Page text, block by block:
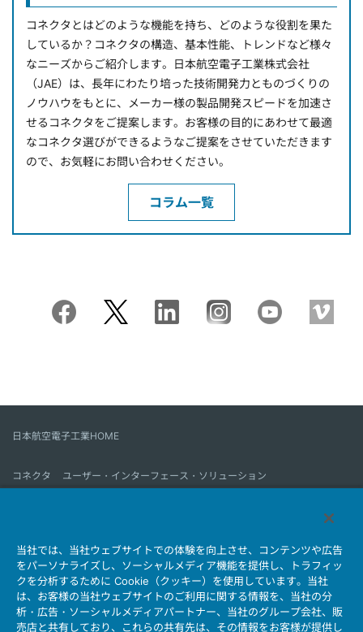
コネクタとはどのような機能を持ち、どのような役割を果た
しているか？コネクタの構造、基本性能、トレンドなど様々
なニーズからご紹介します。日本航空電子工業株式会社
（JAE）は、長年にわたり培った技術開発力とものづくりの
ノウハウをもとに、メーカー様の製品開発スピードを加速さ
せるコネクタをご提案します。お客様の目的にあわせて最適
なコネクタ選びができるようなご提案をさせていただきます
ので、お気軽にお問い合わせください。
コラム一覧
日本航空電子工業HOME
コネクタ
ユーザー・インターフェース・ソリューション
会社情報 サステナビリティ IR情報 採用情報
会社情報新着一覧
製品情報新着一覧
サイトマップ お問い合わせ
当社では、当社ウェブサイトでの体験を向上させ、コンテンツや広告
をパーソナライズし、ソーシャルメディア機能を提供し、トラフィッ
クを分析するために Cookie（クッキー）を使用しています。当社
は、お客様の当社ウェブサイトのご利用に関する情報を、当社の分
析・広告・ソーシャルメディアパートナー、当社のグループ会社、販
売店と共有しており、これらの共有先は、その情報をお客様が提供し